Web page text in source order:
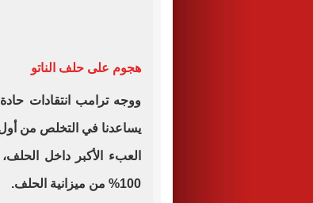
هجوم على حلف الناتو
ووجه ترامب انتقادات
يساعدنا في التخلص من أول
العبء الأكبر داخل
100% من ميزانية الحلف.